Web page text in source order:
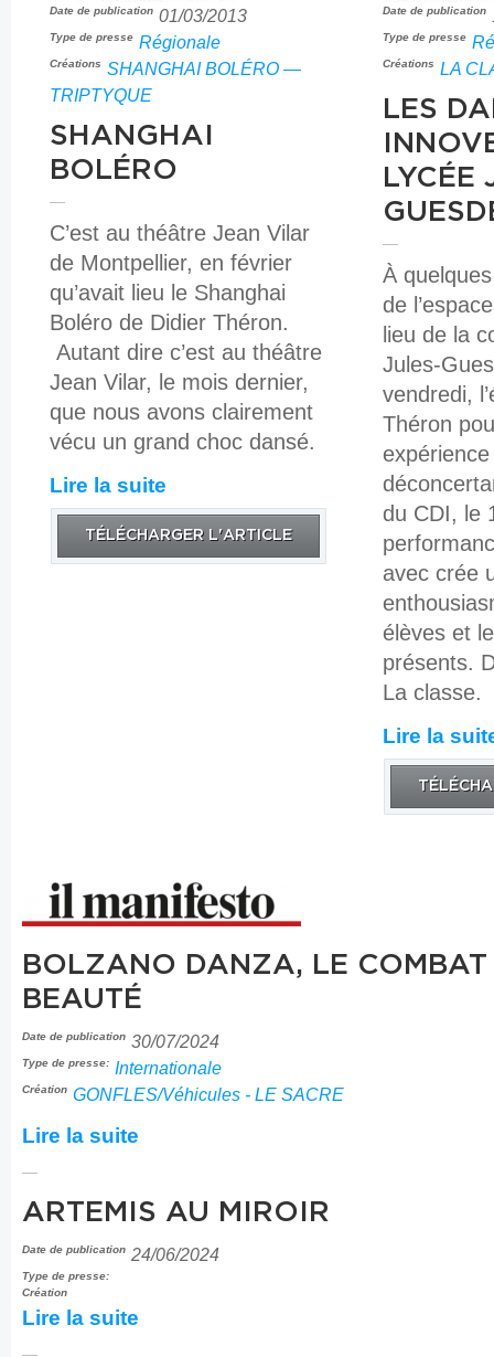
Date de publication 01/03/2013
Type de presse Régionale
Créations SHANGHAI BOLÉRO —
TRIPTYQUE
SHANGHAI
BOLÉRO
C’est au théâtre Jean Vilar
de Montpellier, en février
qu’avait lieu le Shanghai
Boléro de Didier Théron.
Autant dire c’est au théâtre
Jean Vilar, le mois dernier,
que nous avons clairement
vécu un grand choc dansé.
Lire la suite
TÉLÉCHARGER L'ARTICLE
Date de publication
Type de presse
Créations LA
LES
LYCÉE
À
de
lieu de la
Jules-
vendredi,
Théron
du CDI, le
avec crée
élèves et
présents.
La classe.
Lire la
BOLZANO DANZA, LE
BEAUTÉ
Date de publication 30/07/2024
Type de presse: Internationale
Création GONFLES/Véhicules - LE SACRE
Lire la suite
ARTEMIS AU MIROIR
Date de publication 24/06/2024
Type de presse:
Création
Lire la suite